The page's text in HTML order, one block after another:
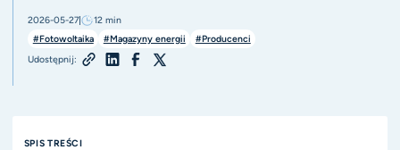
2026-05-27 12 min
#Fotowoltaika
#Magazyny energii
#Producenci
Udostępnij:
SPIS TREŚCI